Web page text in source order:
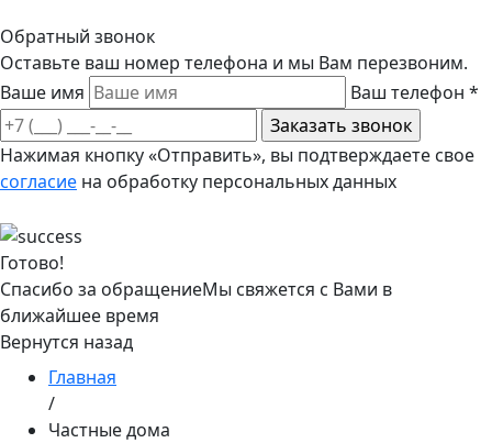
Обратный звонок
Оставьте ваш номер телефона и мы Вам перезвоним.
Ваше имя
Ваш телефон *
Нажимая кнопку «Отправить», вы подтверждаете свое
согласие на обработку персональных данных
Готово!
Спасибо за обращениеМы свяжется с Вами в
ближайшее время
Вернутся назад
Главная
/
Частные дома